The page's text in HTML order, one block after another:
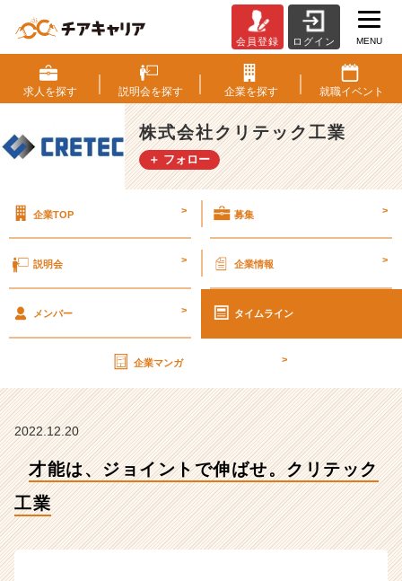
能
は、
ジ
ョ
イ
ン
ば
リ
工
業
社
ク
会員登録 ログイン MENU
求人を探す 説明会を探す 企業を探す 就職イベント
株式会社クリテック工業
＋ フォロー
企業TOP > 募集 >
説明会 > 企業情報 >
メンバー > タイムライン
企業マンガ >
2022.12.20
才能は、ジョイントで伸ばせ。クリテック
工業